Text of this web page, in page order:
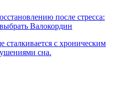
после стресса:
Валокордин
с хроническим
сна.